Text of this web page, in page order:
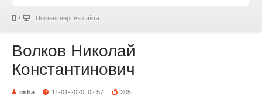
Полная версия сайта
Волков Николай
Константинович
imha 11-01-2020, 02:57 305